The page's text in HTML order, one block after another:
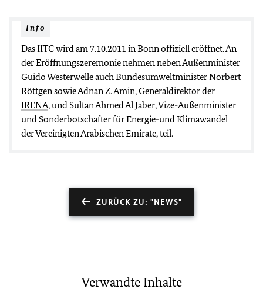
Info
Das IITC wird am 7.10.2011 in Bonn offiziell eröffnet. An
der Eröffnungszeremonie nehmen neben Außenminister
Guido Westerwelle auch Bundesumweltminister Norbert
Röttgen sowie Adnan Z. Amin, Generaldirektor der
IRENA, und Sultan Ahmed Al Jaber, Vize-Außenminister
und Sonderbotschafter für Energie-und Klimawandel
der Vereinigten Arabischen Emirate, teil.
ZURÜCK ZU: "NEWS"
Verwandte Inhalte